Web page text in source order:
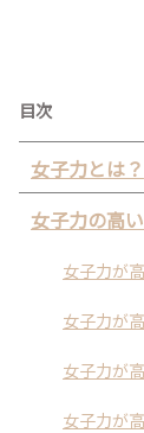
目次
女子力とは？
女子力の高
女子力が
女子力が
女子力が
女子力が